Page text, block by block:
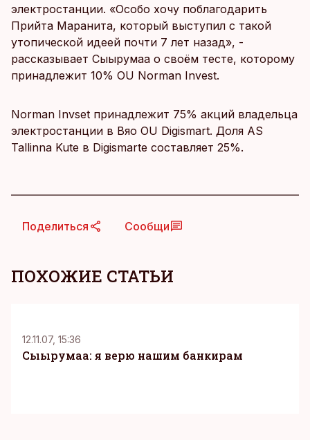
электростанции. «Особо хочу поблагодарить
Прийта Маранита, который выступил с такой
утопической идеей почти 7 лет назад», -
рассказывает Сыырумаа о своём тесте, которому
принадлежит 10% OU Norman Invest.
Norman Invset принадлежит 75% акций владельца
электростанции в Вяо OU Digismart. Доля AS
Tallinna Kute в Digismarte cоставляет 25%.
Поделиться Сообщи
ПОХОЖИЕ СТАТЬИ
12.11.07, 15:36
Cыырумаа: я верю нашим банкирам